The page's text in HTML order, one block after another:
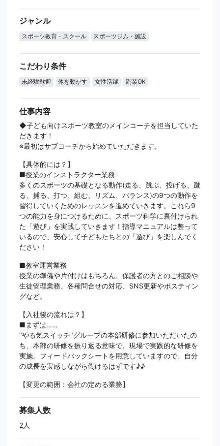
ジャンル
スポーツ教育・スクール スポーツジム・施設
こだわり条件
未経験歓迎 体を動かす 女性活躍 副業OK
仕事内容
◆子ども向けスポーツ教室のメインコーチを担当していた
だきます！
※最初はサブコーチから始めていただきます。
【具体的には？】
■授業のインストラクター業務
多くのスポーツの基礎となる動作(走る、跳ぶ、投げる、蹴
る、捕る、打つ、組む、リズム、バランス)の9つの動作を
習得していくためのレッスンを進めていきます。これら9
つの能力を身につけるために、スポーツ科学に裏付けられ
た「遊び」を実践していきます！指導マニュアルは整って
いるので、安心して子どもたちとの「遊び」を楽しんでく
ださい！
■教室運営業務
授業の準備や片付けはもちろん、保護者の方とのご相談や
生徒管理業務、各種問合せの対応、SNS更新やポスティン
グなど。
【入社後の流れは？】
■まずは……
"やる気スイッチ"グループの本部研修に参加いただいたの
ち、本部の研修を振り返る意味で、現場で実践的な研修を
実施。フィードバックシートを用意していますので、自分
の成長を実感しながら働けるはずです♪♪
【変更の範囲：会社の定める業務】
募集人数
2人